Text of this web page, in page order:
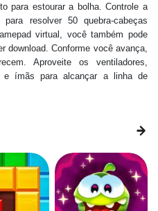
para estourar a bolha. Controle a
resolver 50 quebra-cabeças
virtual, você também pode
download. Conforme você avança,
Aproveite os ventiladores,
e ímãs para alcançar a linha de